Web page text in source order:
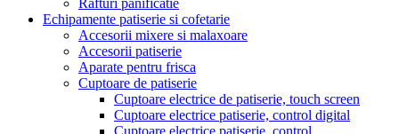
Rafturi panificatie
Echipamente patiserie si cofetarie
Accesorii mixere si malaxoare
Accesorii patiserie
Aparate pentru frisca
Cuptoare de patiserie
Cuptoare electrice de patiserie, touch screen
Cuptoare electrice patiserie, control digital
Cuptoare electrice patiserie, control